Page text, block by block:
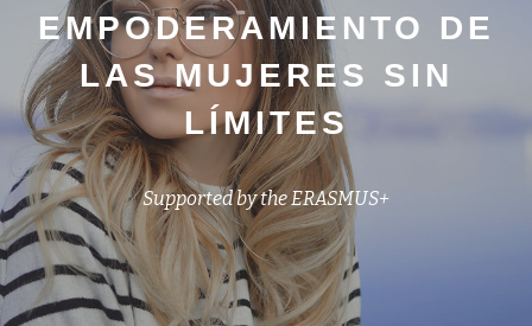
EMPODERAMIENTO DE
LAS MUJERES SIN
LÍMITES
Supported by the ERASMUS+